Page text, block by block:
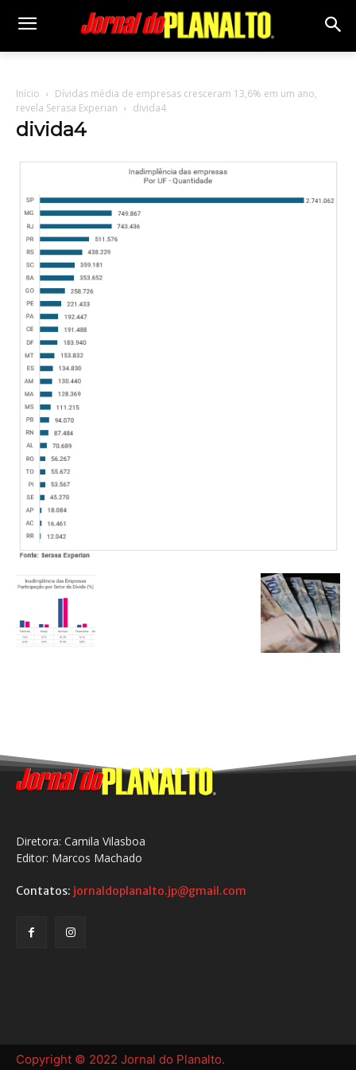
Início
Dívidas média de empresas cresceram 13,6% em um ano,
revela Serasa Experian
divida4
divida4
Diretora: Camila Vilasboa
Editor: Marcos Machado
Contatos: jornaldoplanalto.jp@gmail.com
Copyright © 2022 Jornal do Planalto.